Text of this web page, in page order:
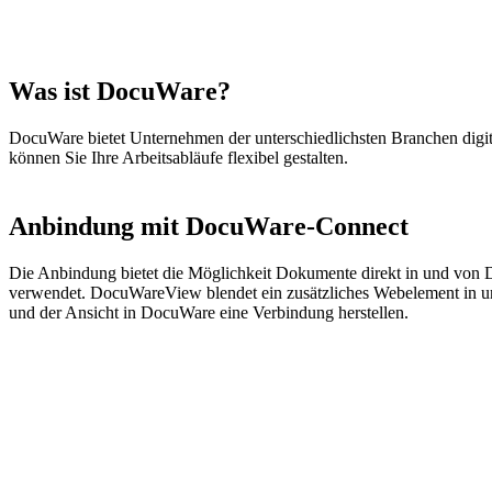
Was ist DocuWare?
DocuWare bietet Unternehmen der unterschiedlichsten Branchen
können Sie Ihre Arbeitsabläufe flexibel gestalten.
Anbindung mit DocuWare-Connect
Die Anbindung bietet die Möglichkeit Dokumente direkt in und von
verwendet. DocuWareView blendet ein zusätzliches Webelement in
und der Ansicht in DocuWare eine Verbindung herstellen.